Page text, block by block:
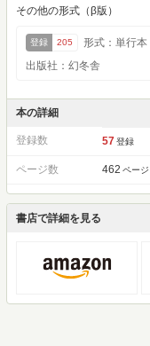
その他の形式（β版）
登録 205
形式：単行本
出版社：幻冬舎
本の詳細
登録数 57 登録
ページ数 462 ページ
書店で詳細を見る